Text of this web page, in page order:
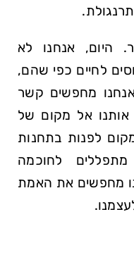
היום, אנחנו לא
לחיים כפי שהם,
מחפשים קשר
אותנו אל מקום של
לפנות בתחנות
מתפללים לחוכמה
מחפשים את האמת